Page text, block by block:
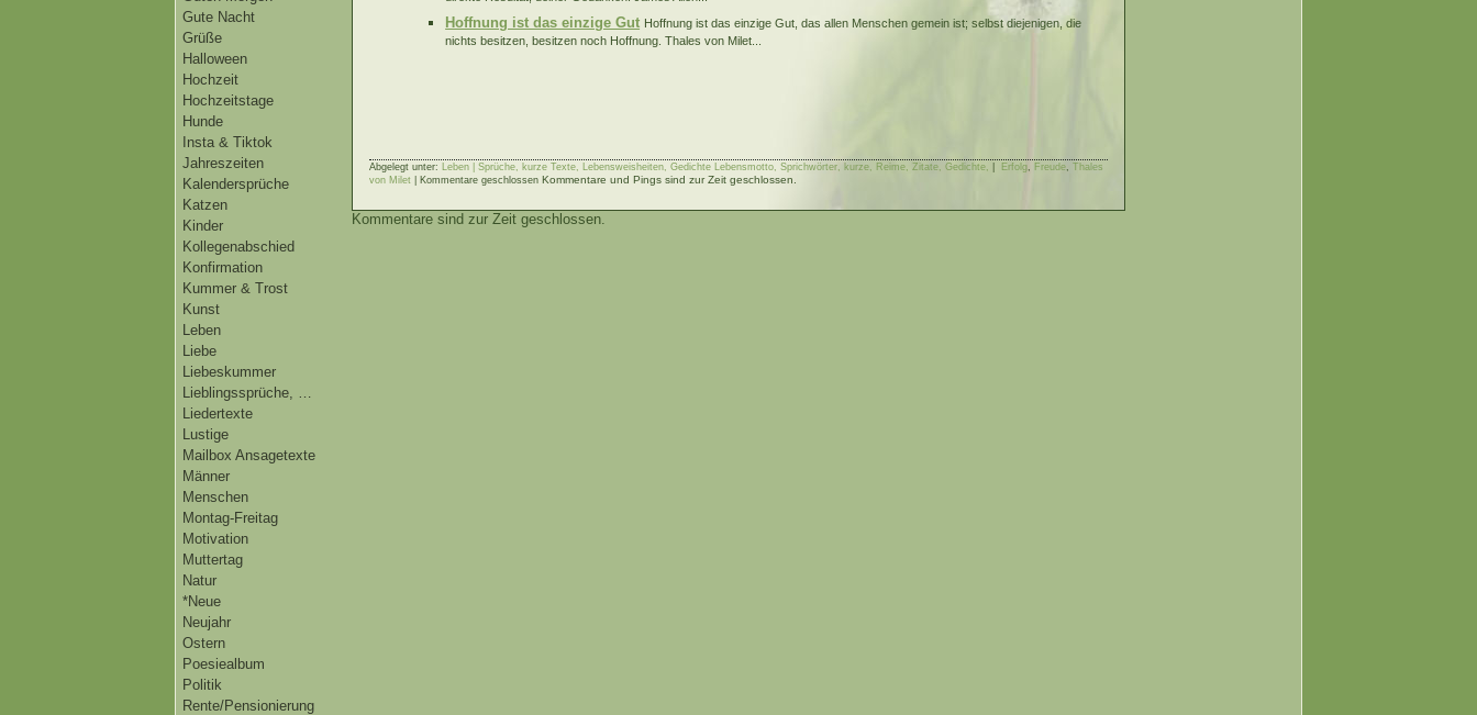
Gute Nacht
Grüße
Halloween
Hochzeit
Hochzeitstage
Hunde
Insta & Tiktok
Jahreszeiten
Kalendersprüche
Katzen
Kinder
Kollegenabschied
Konfirmation
Kummer & Trost
Kunst
Leben
Liebe
Liebeskummer
Lieblingssprüche, …
Liedertexte
Lustige
Mailbox Ansagetexte
Männer
Menschen
Montag-Freitag
Motivation
Muttertag
Natur
*Neue
Neujahr
Ostern
Poesiealbum
Politik
Rente/Pensionierung
Hoffnung ist das einzige Gut Hoffnung ist das einzige Gut, das allen Menschen gemein ist; selbst diejenigen, die
nichts besitzen, besitzen noch Hoffnung. Thales von Milet...
Abgelegt unter: Leben | Sprüche, kurze Texte, Lebensweisheiten, Gedichte Lebensmotto, Sprichwörter, kurze, Reime, Zitate, Gedichte, Erfolg, Freude, Thales
von Milet
Kommentare geschlossen Kommentare und Pings sind zur Zeit geschlossen.
Kommentare sind zur Zeit geschlossen.